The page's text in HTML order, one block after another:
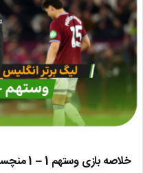
خلاصه بازی وستهم 1 – 1 منچسترسیتی (لیگ برتر انگلیس)